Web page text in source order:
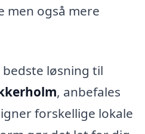
men også mere
løsning til
, anbefales
forskellige lokale